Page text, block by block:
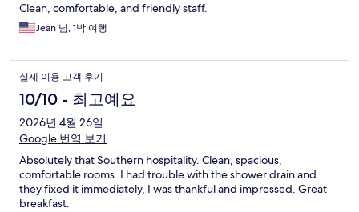
Clean, comfortable, and friendly staff.
Jean 님, 1박 여행
실제 이용 고객 후기
10/10 - 최고예요
2026년 4월 26일
Google 번역 보기
Absolutely that Southern hospitality. Clean, spacious,
comfortable rooms. I had trouble with the shower drain and
they fixed it immediately, I was thankful and impressed. Great
breakfast.